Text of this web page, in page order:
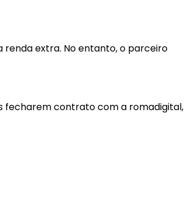
renda extra. No entanto, o parceiro
fecharem contrato com a romadigital,